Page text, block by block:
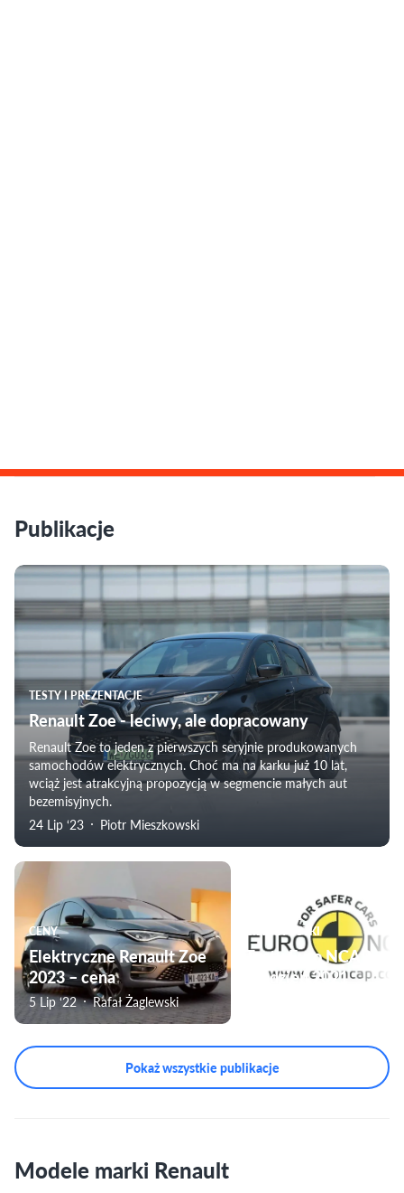
Publikacje
TESTY I PREZENTACJE
Renault Zoe - leciwy, ale dopracowany
Renault Zoe to jeden z pierwszych seryjnie produkowanych
samochodów elektrycznych. Choć ma na karku już 10 lat,
wciąż jest atrakcyjną propozycją w segmencie małych aut
bezemisyjnych.
24 Lip ‘23
Piotr Mieszkowski
CENY
Elektryczne Renault Zoe
2023 – cena
5 Lip ‘22 Rafał Żaglewski
CIEKAWOSTKI
Testy Euro NCAP –
grudzień 2021
Pokaż wszystkie publikacje
Modele marki Renault